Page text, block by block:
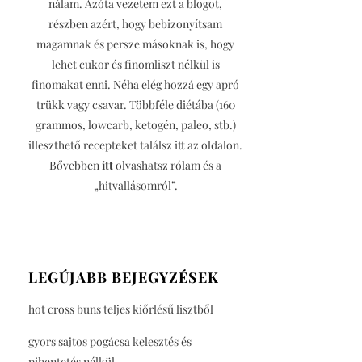
nálam. Azóta vezetem ezt a blogot,
részben azért, hogy bebizonyítsam
magamnak és persze másoknak is, hogy
lehet cukor és finomliszt nélkül is
finomakat enni. Néha elég hozzá egy apró
trükk vagy csavar. Többféle diétába (160
grammos, lowcarb, ketogén, paleo, stb.)
illeszthető recepteket találsz itt az oldalon.
Bővebbenittolvashatsz rólam és a
„hitvallásomról”.
LEGÚJABB BEJEGYZÉSEK
hot cross buns teljes kiőrlésű lisztből
gyors sajtos pogácsa kelesztés és